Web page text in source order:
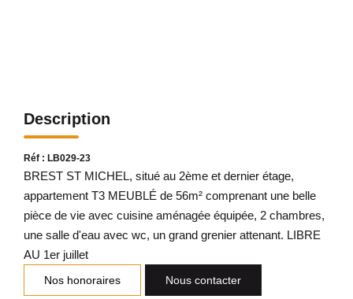
Description
Réf : LB029-23
BREST ST MICHEL, situé au 2ème et dernier étage,
appartement T3 MEUBLÉ de 56m² comprenant une belle
pièce de vie avec cuisine aménagée équipée, 2 chambres,
une salle d'eau avec wc, un grand grenier attenant. LIBRE
AU 1er juillet
Nos honoraires Nous contacter